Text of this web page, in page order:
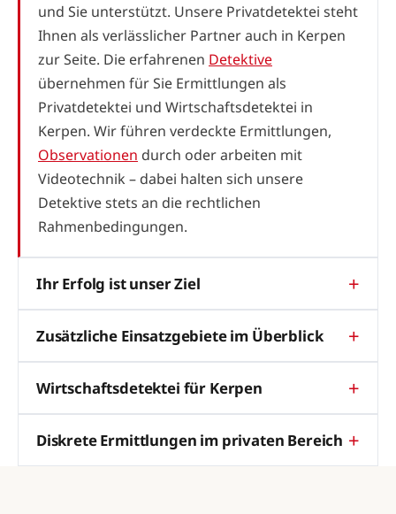
und Sie unterstützt. Unsere Privatdetektei steht
Ihnen als verlässlicher Partner auch in Kerpen
zur Seite. Die erfahrenen Detektive
übernehmen für Sie Ermittlungen als
Privatdetektei und Wirtschaftsdetektei in
Kerpen. Wir führen verdeckte Ermittlungen,
Observationen durch oder arbeiten mit
Videotechnik – dabei halten sich unsere
Detektive stets an die rechtlichen
Rahmenbedingungen.
Ihr Erfolg ist unser Ziel
Zusätzliche Einsatzgebiete im Überblick
Wirtschaftsdetektei für Kerpen
Diskrete Ermittlungen im privaten Bereich